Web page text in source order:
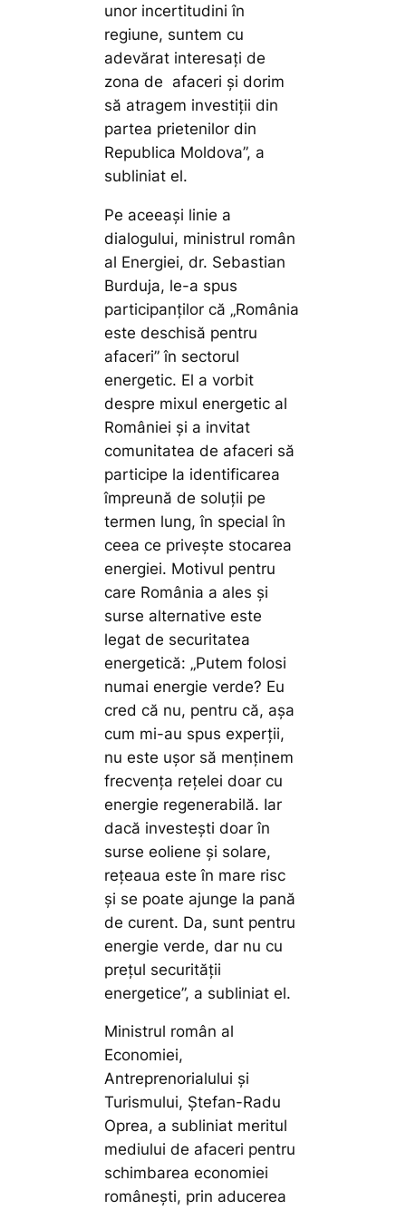
unor incertitudini în
regiune, suntem cu
adevărat interesați de
zona de afaceri și dorim
să atragem investiții din
partea prietenilor din
Republica Moldova”, a
subliniat el.
Pe aceeași linie a
dialogului, ministrul român
al Energiei, dr. Sebastian
Burduja, le-a spus
participanților că „România
este deschisă pentru
afaceri” în sectorul
energetic. El a vorbit
despre mixul energetic al
României și a invitat
comunitatea de afaceri să
participe la identificarea
împreună de soluții pe
termen lung, în special în
ceea ce privește stocarea
energiei. Motivul pentru
care România a ales și
surse alternative este
legat de securitatea
energetică: „Putem folosi
numai energie verde? Eu
cred că nu, pentru că, așa
cum mi-au spus experții,
nu este ușor să menținem
frecvența rețelei doar cu
energie regenerabilă. Iar
dacă investești doar în
surse eoliene și solare,
rețeaua este în mare risc
și se poate ajunge la pană
de curent. Da, sunt pentru
energie verde, dar nu cu
prețul securității
energetice”, a subliniat el.
Ministrul român al
Economiei,
Antreprenorialului și
Turismului, Ștefan-Radu
Oprea, a subliniat meritul
mediului de afaceri pentru
schimbarea economiei
românești, prin aducerea